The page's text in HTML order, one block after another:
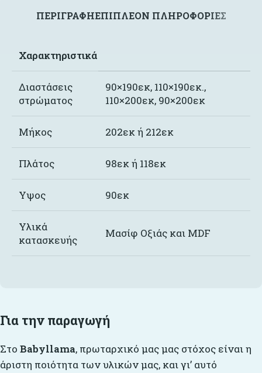
ΠΕΡΙΓΡΑΦΉΕΠΙΠΛΈΟΝ ΠΛΗΡΟΦΟΡΊΕΣ
Χαρακτηριστικά
Διαστάσεις
στρώματος
90×190εκ, 110×190εκ.,
110×200εκ, 90×200εκ
Μήκος 202εκ ή 212εκ
Πλάτος 98εκ ή 118εκ
Υψος 90εκ
Υλικά
κατασκευής
Μασίφ Οξιάς και MDF
Για την παραγωγή
Στο Babyllama, πρωταρχικό μας μας στόχος είναι η
άριστη ποιότητα των υλικών μας, και γι’ αυτό